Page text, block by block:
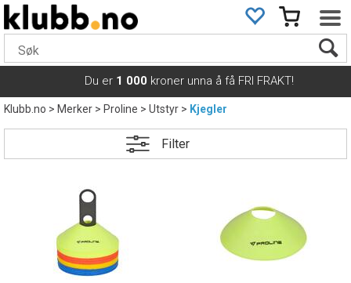
Du er 1 000 kroner unna å få FRI FRAKT!
Klubb.no>Merker>Proline>Utstyr> Kjegler
Filter